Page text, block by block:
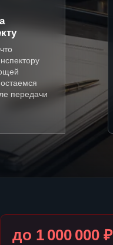
передачи
до 1 000 000 ₽